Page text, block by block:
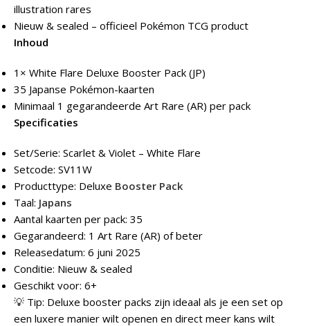
illustration rares
Nieuw & sealed – officieel Pokémon TCG product
Inhoud
1× White Flare Deluxe Booster Pack (JP)
35 Japanse Pokémon-kaarten
Minimaal 1 gegarandeerde Art Rare (AR) per pack
Specificaties
Set/Serie: Scarlet & Violet – White Flare
Setcode: SV11W
Producttype: Deluxe Booster Pack
Taal: Japans
Aantal kaarten per pack: 35
Gegarandeerd: 1 Art Rare (AR) of beter
Releasedatum: 6 juni 2025
Conditie: Nieuw & sealed
Geschikt voor: 6+
💡 Tip: Deluxe booster packs zijn ideaal als je een set op
een luxere manier wilt openen en direct meer kans wilt